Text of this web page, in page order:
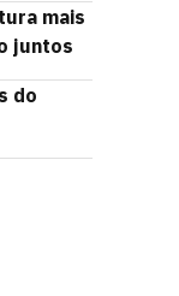
mais
juntos
do